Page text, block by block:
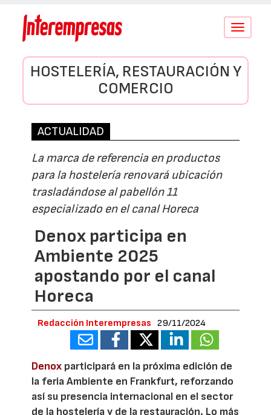
Conmutar
HOSTELERÍA, RESTAURACIÓN Y
COMERCIO
ACTUALIDAD
La marca de referencia en productos
para la hostelería renovará ubicación
trasladándose al pabellón 11
especializado en el canal Horeca
Denox participa en
Ambiente 2025
apostando por el canal
Horeca
Redacción Interempresas 29/11/2024
Denox participará en la próxima edición de
la feria Ambiente en Frankfurt, reforzando
así su presencia internacional en el sector
de la hostelería y de la restauración. Lo más